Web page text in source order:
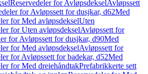
Reservedeler for AvløpsdekselAvløpssett
for Avløpssett for dusjkar, d62Med
for Med avløpsdekselUten
for Uten avløpsdekselAvløpssett for
for Avløpssett for dusjkar, d90Med
for Med avløpsdekselAvløpssett for
for Avløpssett for badekar, d52Med
for Med dreiehåndtakPrefabrikkerte sett